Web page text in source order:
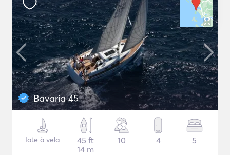
Bavaria 45
Iate à vela
45 ft
14 m
10 4 5